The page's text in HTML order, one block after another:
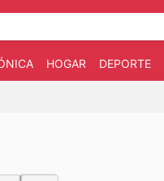
HOGAR DEPORTE